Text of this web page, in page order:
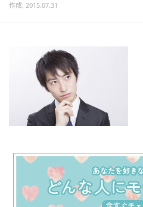
作成: 2015.07.31